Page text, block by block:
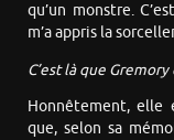
qu’un monstre.
m’a appris la
C’est là que
Honnêtement, elle
que, selon sa